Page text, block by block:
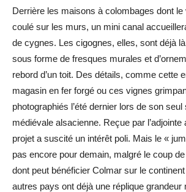
Derrière les maisons à colombages dont le
coulé sur les murs, un mini canal
de cygnes. Les cigognes, elles, sont déjà
sous forme de fresques murales et
rebord d’un toit. Des détails, comme cette
magasin en fer forgé ou ces vignes
photographiés l’été dernier lors de son
médiévale alsacienne. Reçue par l’adjointe
projet a suscité un intérêt poli. Mais le «
pas encore pour demain, malgré le coup
dont peut bénéficier Colmar sur le
autres pays ont déjà une réplique grandeur